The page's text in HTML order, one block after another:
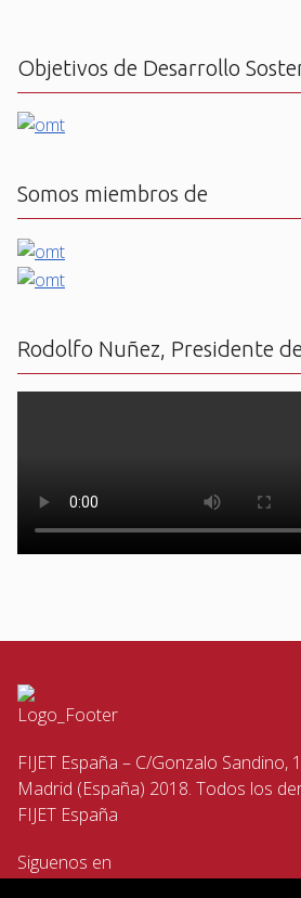
Objetivos de Desarrollo
Somos miembros de
Rodolfo Nuñez, Presidente
FIJET España – C/Gonzalo Sandino,
Madrid (España) 2018. Todos los
FIJET España
Siguenos en